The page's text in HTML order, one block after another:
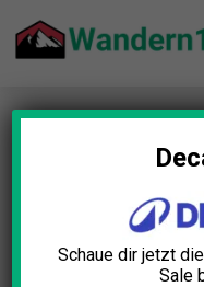
Inhalt
Startseite»Blog»
besten (Bestenliste)
Schaue dir jetzt
Sale